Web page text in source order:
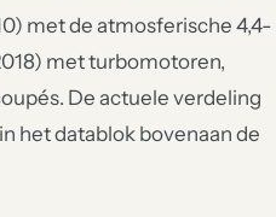
met de atmosferische 4,4-
met turbomotoren,
De actuele verdeling
het datablok bovenaan de